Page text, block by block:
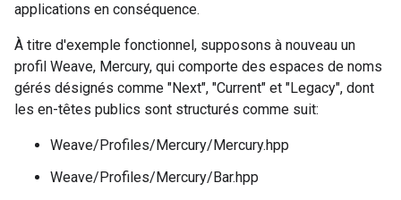
applications en conséquence.
À titre d'exemple fonctionnel, supposons à nouveau un
profil Weave, Mercury, qui comporte des espaces de noms
gérés désignés comme "Next", "Current" et "Legacy", dont
les en-têtes publics sont structurés comme suit:
Weave/Profiles/Mercury/Mercury.hpp
Weave/Profiles/Mercury/Bar.hpp